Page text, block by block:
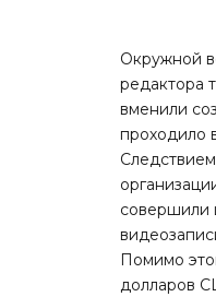
Окружной
редактора
вменили
проходило
совершили
Помимо
долларов